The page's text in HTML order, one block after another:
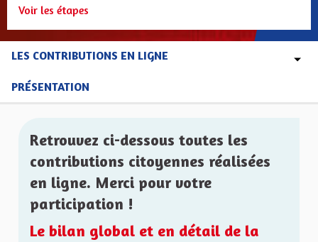
Voir les étapes
LES CONTRIBUTIONS EN LIGNE
PRÉSENTATION
Retrouvez ci-dessous toutes les
contributions citoyennes réalisées
en ligne. Merci pour votre
participation !
Le bilan global et en détail de la